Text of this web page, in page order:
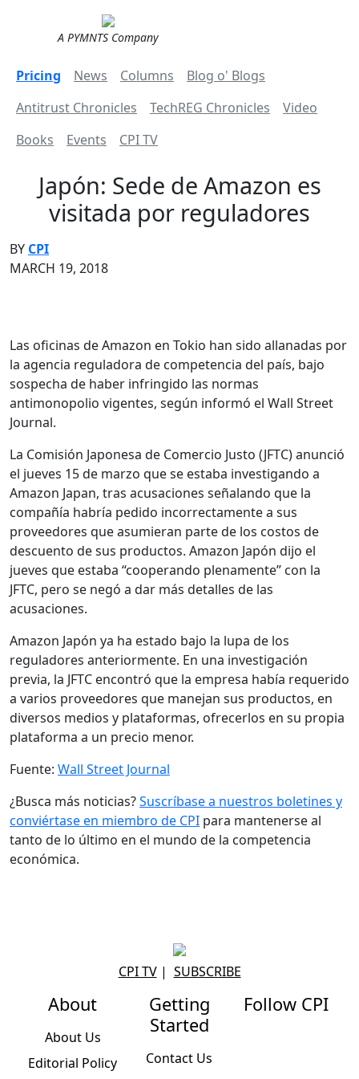
A PYMNTS Company
Pricing News Columns
Blog o' Blogs
Antitrust Chronicles
TechREG Chronicles
Video
Books
Events CPI TV
Japón: Sede de Amazon es
visitada por reguladores
BY CPI
MARCH 19, 2018
Las oficinas de Amazon en Tokio han sido allanadas por
la agencia reguladora de competencia del país, bajo
sospecha de haber infringido las normas
antimonopolio vigentes, según informó el Wall Street
Journal.
La Comisión Japonesa de Comercio Justo (JFTC) anunció
el jueves 15 de marzo que se estaba investigando a
Amazon Japan, tras acusaciones señalando que la
compañía habría pedido incorrectamente a sus
proveedores que asumieran parte de los costos de
descuento de sus productos. Amazon Japón dijo el
jueves que estaba “cooperando plenamente” con la
JFTC, pero se negó a dar más detalles de las
acusaciones.
Amazon Japón ya ha estado bajo la lupa de los
reguladores anteriormente. En una investigación
previa, la JFTC encontró que la empresa había requerido
a varios proveedores que manejan sus productos, en
diversos medios y plataformas, ofrecerlos en su propia
plataforma a un precio menor.
Fuente: Wall Street Journal
¿Busca más noticias?Suscríbase a nuestros boletines y
conviértase en miembro de CPI para mantenerse al
tanto de lo último en el mundo de la competencia
económica.
CPI TV| SUBSCRIBE
About
About Us
Editorial Policy
Getting
Started
Contact Us
Follow CPI